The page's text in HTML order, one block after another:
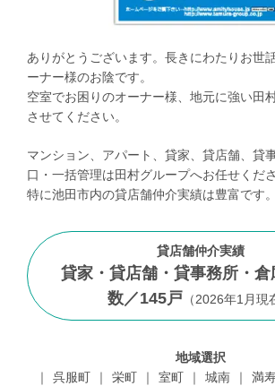
ありがとうございます。長きにわたりお世
ーナー様のお陰です。
空室でお困りのオーナー様、地元に強い田
させてください。
マンション、アパート、貸家、貸店舗、貸
口・一括管理は田村グループへお任せくださ
特に池田市内の貸店舗仲介実績は豊富です。
貸店舗仲介実績
貸家・貸店舗・貸事務所・
数／145戸 （2026年1月現
地域選択
呉服町
栄町 室町 城南 満